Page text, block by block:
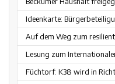
Ideenkarte:
Auf dem Weg zum
Lesung zum
Füchtorf: K38 wird in